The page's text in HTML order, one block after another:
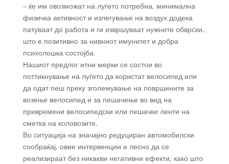
– ќе им овозможат на луѓето потребна, минимална
физичка активност и излегување на воздух додека
патуваат до работа и ги извршуваат нужните обврски,
што е позитивно за нивниот имунитет и добра
психолошка состојба.
Нашиот предлог итни мерки се состои во
поттикнување на луѓето да користат велосипед или
да одат пеш преку зголемување на површините за
возење велосипед и за пешачење во вид на
привремени велосипедски или пешачки ленти на
сметка на коловозите.
Во ситуација на значајно редуциран автомобилски
сообраќај, овие интервенции е лесно да се
реализираат без никакви негативни ефекти, како што